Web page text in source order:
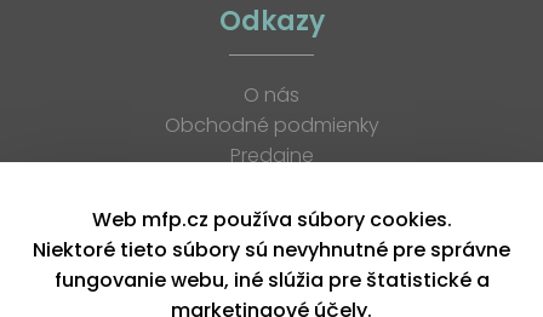
Odkazy
O nás
Obchodné podmienky
Predajne
K stiahnutiu
Blog
Kontakt
Kariéra
Web mfp.cz používa súbory cookies.
Niektoré tieto súbory sú nevyhnutné pre správne
fungovanie webu, iné slúžia pre štatistické a
marketingové účely.